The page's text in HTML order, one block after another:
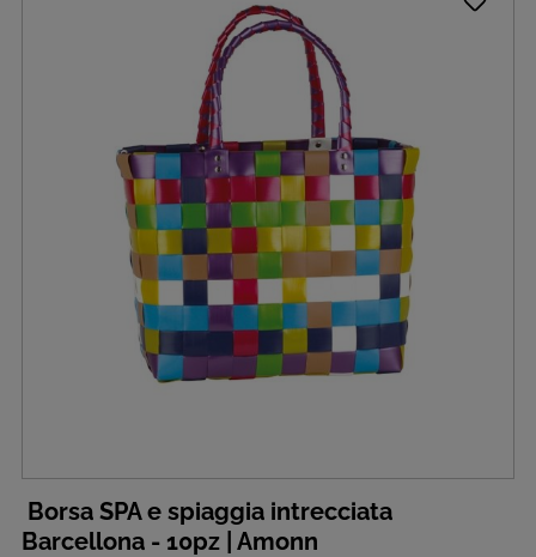
Borsa SPA e spiaggia intrecciata
Barcellona - 10pz | Amonn